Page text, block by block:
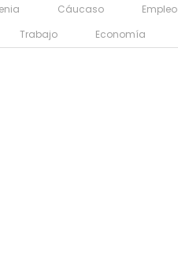
Cáucaso Empleo
Trabajo Economía